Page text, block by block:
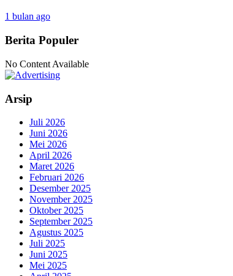
1 bulan ago
Berita Populer
No Content Available
Arsip
Juli 2026
Juni 2026
Mei 2026
April 2026
Maret 2026
Februari 2026
Desember 2025
November 2025
Oktober 2025
September 2025
Agustus 2025
Juli 2025
Juni 2025
Mei 2025